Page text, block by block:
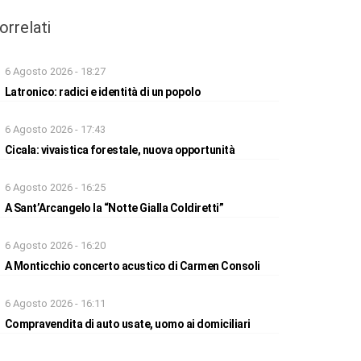
6 Agosto 2026 - 18:27
Latronico: radici e identità di un popolo
6 Agosto 2026 - 17:43
Cicala: vivaistica forestale, nuova opportunità
6 Agosto 2026 - 16:25
A Sant’Arcangelo la “Notte Gialla Coldiretti”
6 Agosto 2026 - 16:20
A Monticchio concerto acustico di Carmen Consoli
6 Agosto 2026 - 16:11
Compravendita di auto usate, uomo ai domiciliari